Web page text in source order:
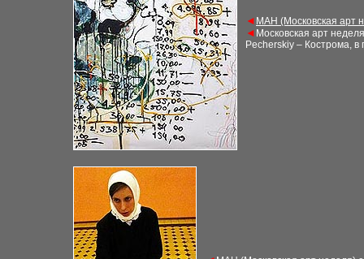
◄ МАН (Московская арт
◄ Московская арт неделя
Pecherskiy – Кострома, в